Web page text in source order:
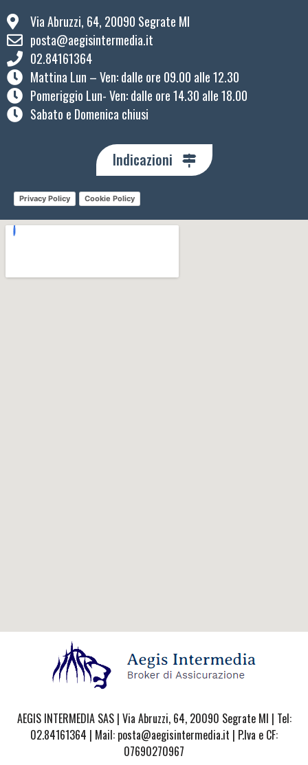
Via Abruzzi, 64, 20090 Segrate MI
posta@aegisintermedia.it
02.84161364
Mattina Lun – Ven: ​dalle ore 09.00 alle 12.30
Pomeriggio Lun- Ven: dalle ore 14.30 alle 18.00
Sabato e Domenica chiusi
Indicazioni
Privacy Policy Cookie Policy
AEGIS INTERMEDIA SAS | Via Abruzzi, 64, 20090 Segrate MI | Tel:
02.84161364 | Mail: posta@aegisintermedia.it | P.Iva e CF:
07690270967